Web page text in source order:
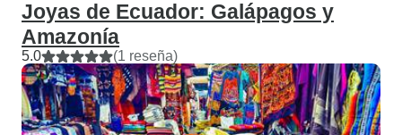
Joyas de Ecuador: Galápagos y
Amazonía
5.0 (1 reseña)